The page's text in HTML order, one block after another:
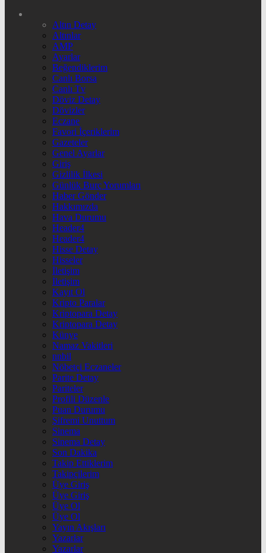
Altın Detay
Altınlar
AMP
Ayarlar
Beğendiklerim
Canlı Borsa
Canlı Tv
Döviz Detay
Dövizler
Eczane
Favori İçeriklerim
Gazeteler
Genel Ayarlar
Giriş
Gizlilik İlkesi
Günlük Burç Yorumları
Haber Gönder
Hakkımızda
Hava Durumu
Header4
Header4
Hisse Detay
Hisseler
İletişim
İletişim
Kayıt Ol
Kripto Paralar
Kriptopara Detay
Kriptopara Detay
Künye
Namaz Vakitleri
nnbil
Nöbetçi Eczaneler
Parite Detay
Pariteler
Profili Düzenle
Puan Durumu
Şifremi Unuttum
Sinema
Sinema Detay
Son Dakika
Takip Ettiklerim
Takipçilerim
Üye Giriş
Üye Giriş
Üye Ol
Üye Ol
Yayın Akışları
Yazarlar
Yazarlar